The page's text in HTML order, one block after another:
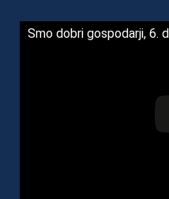
Smo dobri gospodarji, 6.